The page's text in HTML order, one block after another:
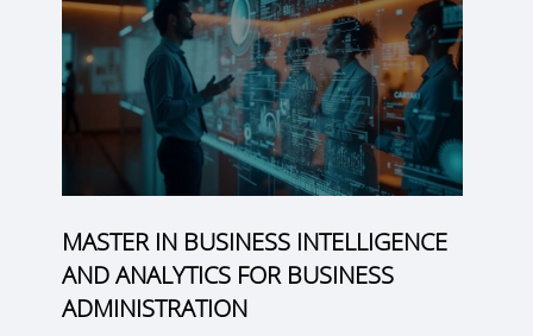
MASTER IN BUSINESS INTELLIGENCE
AND ANALYTICS FOR BUSINESS
ADMINISTRATION